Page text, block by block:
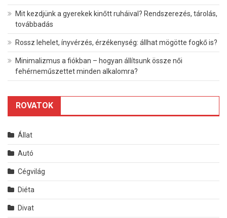
Mit kezdjünk a gyerekek kinőtt ruháival? Rendszerezés, tárolás,
továbbadás
Rossz lehelet, ínyvérzés, érzékenység: állhat mögötte fogkő is?
Minimalizmus a fiókban – hogyan állítsunk össze női
fehérneműszettet minden alkalomra?
ROVATOK
Állat
Autó
Cégvilág
Diéta
Divat